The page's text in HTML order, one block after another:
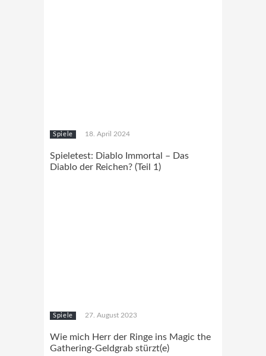
Spiele 18. April 2024
Spieletest: Diablo Immortal – Das
Diablo der Reichen? (Teil 1)
Spiele 27. August 2023
Wie mich Herr der Ringe ins Magic the
Gathering-Geldgrab stürzt(e)